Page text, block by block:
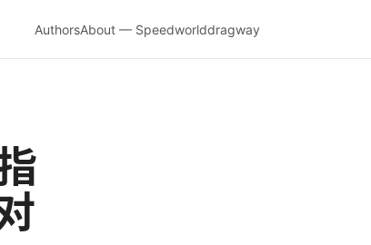
AuthorsAbout — Speedworlddragway